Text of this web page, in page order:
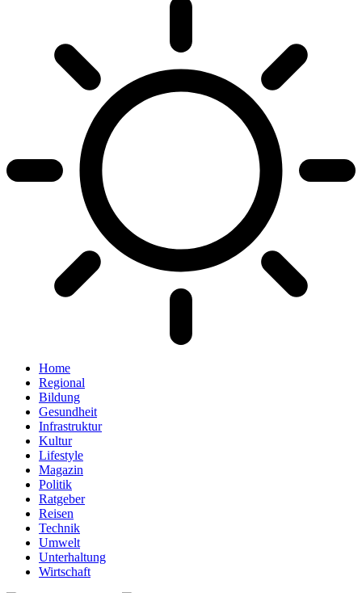
Home
Regional
Bildung
Gesundheit
Infrastruktur
Kultur
Lifestyle
Magazin
Politik
Ratgeber
Reisen
Technik
Umwelt
Unterhaltung
Wirtschaft